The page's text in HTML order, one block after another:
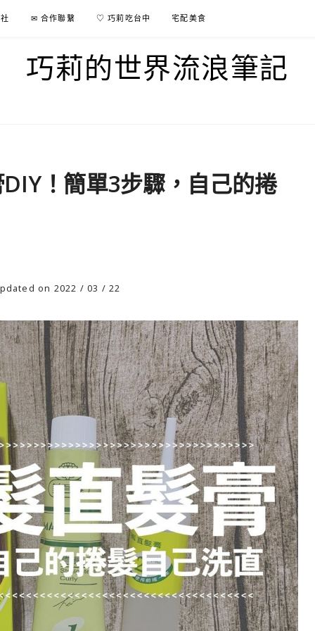
✉ 合作聯繫 ♡ 巧莉吃台中 宅配美食
巧莉的世界流浪筆記
！簡單3步驟，自己的捲
on 2022 / 03 / 22